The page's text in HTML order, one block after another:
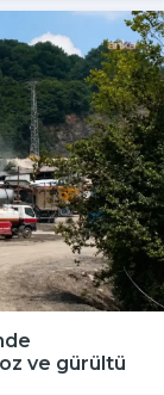
ve gürültü